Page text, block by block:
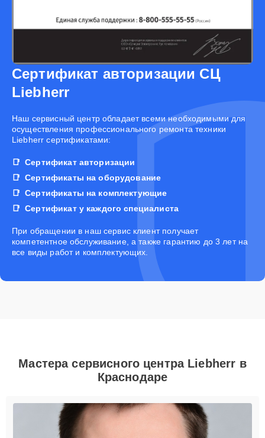
Сертификат авторизации СЦ
Liebherr
Наш сервисный центр обладает всеми необходимыми для
осуществления профессионального ремонта техники
Liebherr сертификатами:
Сертификат авторизации
Сертификаты на оборудование
Сертификаты на комплектующие
Сертификат у каждого специалиста
При обращении в наш сервис клиент получает
компетентное обслуживание, а также гарантию до 3 лет на
все виды работ и комплектующих.
Мастера сервисного центра Liebherr в
Краснодаре